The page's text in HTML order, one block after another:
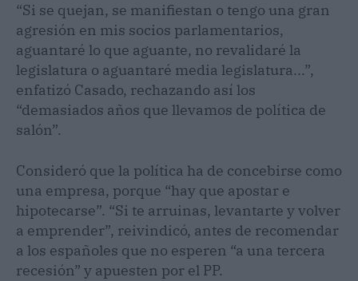
“Si se quejan, se manifiestan o tengo una gran
agresión en mis socios parlamentarios,
aguantaré lo que aguante, no revalidaré la
legislatura o aguantaré media legislatura...”,
enfatizó Casado, rechazando así los
“demasiados años que llevamos de política de
salón”.
Consideró que la política ha de concebirse como
una empresa, porque “hay que apostar e
hipotecarse”. “Si te arruinas, levantarte y volver
a emprender”, reivindicó, antes de recomendar
a los españoles que no esperen “a una tercera
recesión” y apuesten por el PP.